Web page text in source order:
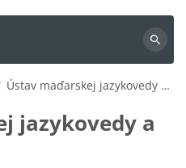
Ústav maďarskej jazykovedy a literárnej vedy
jazykovedy a